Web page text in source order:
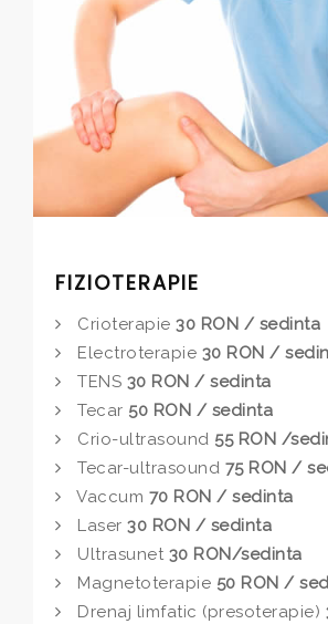
FIZIOTERAPIE
Crioterapie 30 RON / sedinta
Electroterapie 30 RON /
TENS 30 RON / sedinta
Tecar 50 RON / sedinta
Crio-ultrasound 55 RON /
Tecar-ultrasound 75 RON /
Vaccum 70 RON / sedinta
Laser 30 RON / sedinta
Ultrasunet 30 RON/sedinta
Magnetoterapie 50 RON /
Drenaj limfatic (presoterapie)